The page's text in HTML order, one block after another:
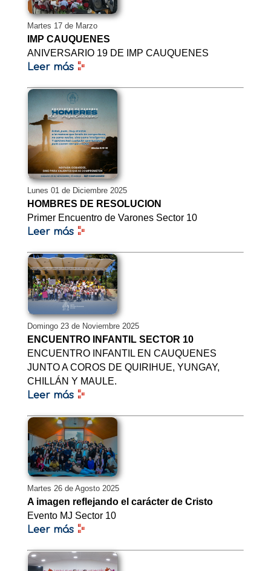
Martes 17 de Marzo
IMP CAUQUENES
ANIVERSARIO 19 DE IMP CAUQUENES
Leer más
Lunes 01 de Diciembre 2025
HOMBRES DE RESOLUCION
Primer Encuentro de Varones Sector 10
Leer más
Domingo 23 de Noviembre 2025
ENCUENTRO INFANTIL SECTOR 10
ENCUENTRO INFANTIL EN CAUQUENES
JUNTO A COROS DE QUIRIHUE, YUNGAY,
CHILLÁN Y MAULE.
Leer más
Martes 26 de Agosto 2025
A imagen reflejando el carácter de Cristo
Evento MJ Sector 10
Leer más